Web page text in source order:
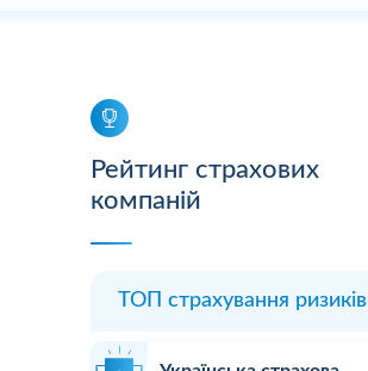
Рейтинг страхових
компаній
ТОП страхування ризиків